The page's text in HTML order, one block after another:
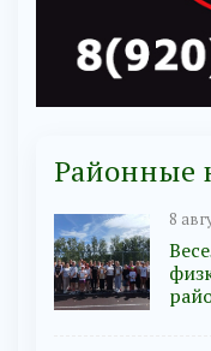
Районные
8